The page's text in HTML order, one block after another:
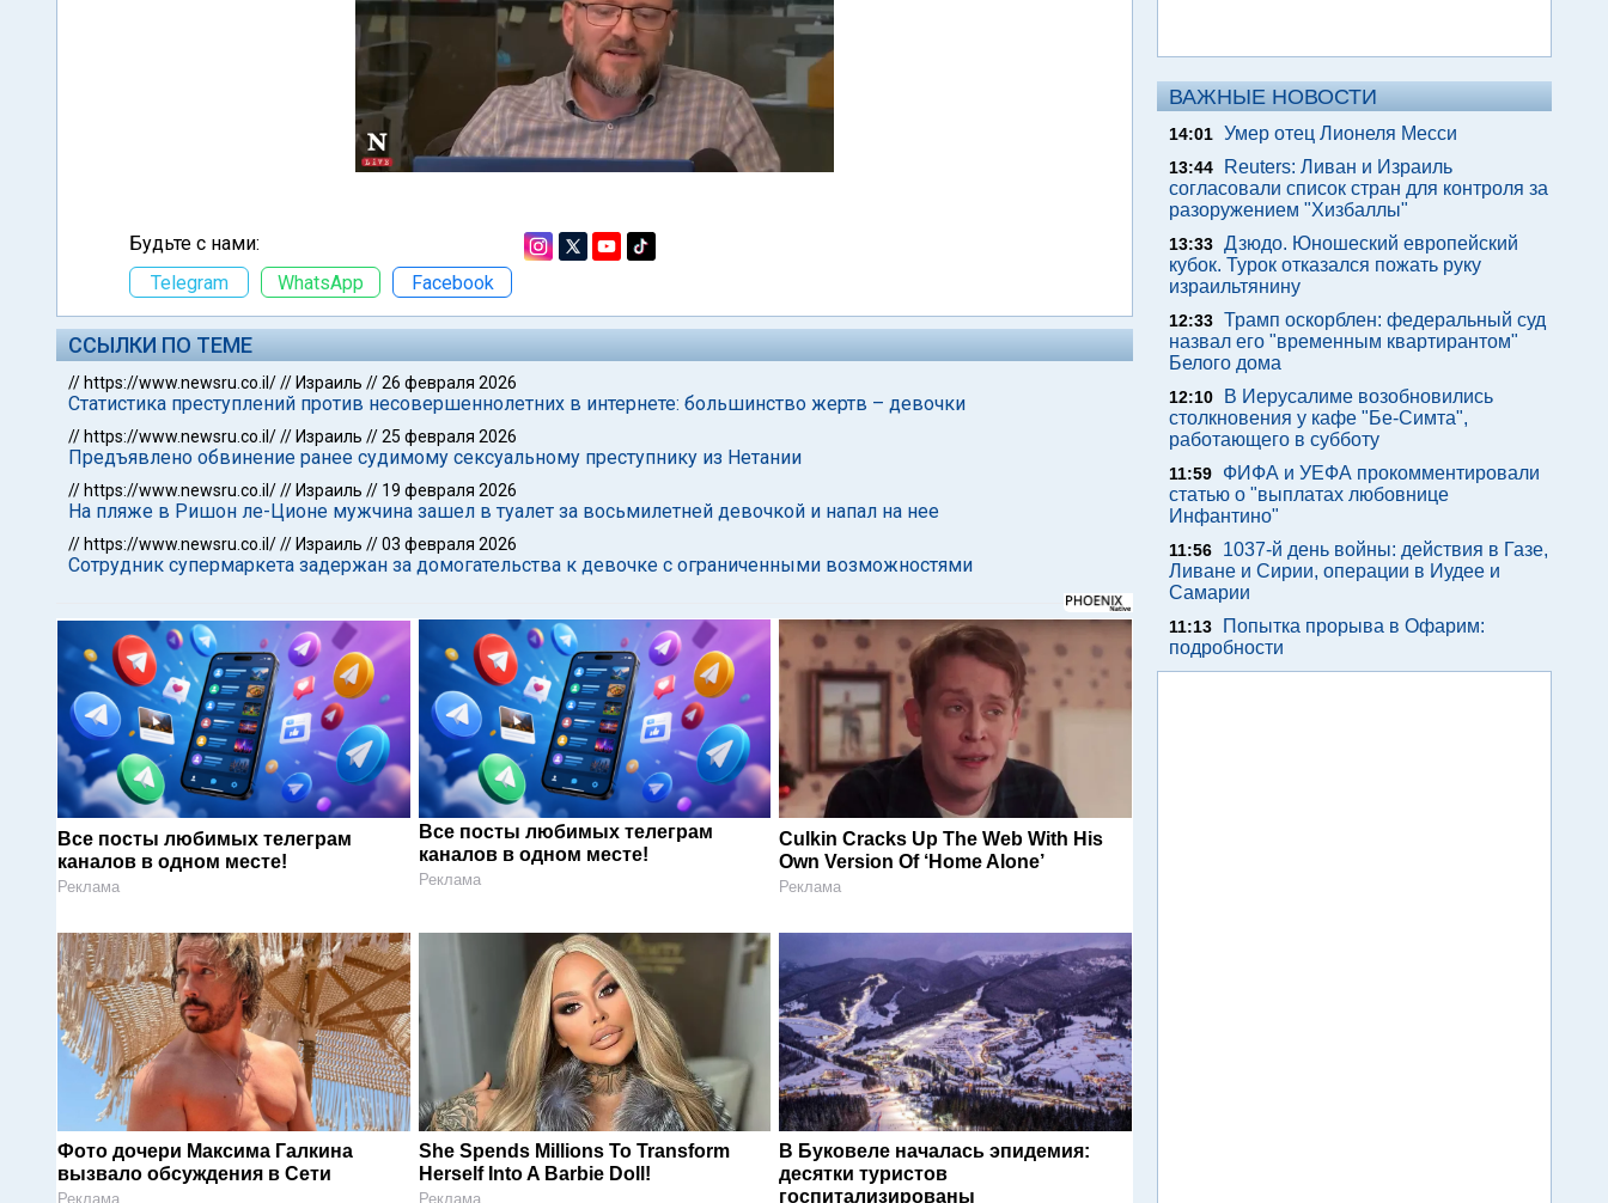
Будьте с нами:
Telegram
WhatsApp Facebook
ССЫЛКИ ПО ТЕМЕ
// https://www.newsru.co.il/// Израиль //26 февраля 2026
Статистика преступлений против несовершеннолетних в интернете: большинство жертв – девочки
// https://www.newsru.co.il/// Израиль //25 февраля 2026
Предъявлено обвинение ранее судимому сексуальному преступнику из Нетании
// https://www.newsru.co.il/// Израиль // 19 февраля 2026
На пляже в Ришон ле-Ционе мужчина зашел в туалет за восьмилетней девочкой и напал на нее
// https://www.newsru.co.il/// Израиль //03 февраля 2026
Сотрудник супермаркета задержан за домогательства к девочке с ограниченными возможностями
Все посты любимых телеграм
каналов в одном месте!
Реклама
Все посты любимых телеграм
каналов в одном месте!
Реклама
Culkin Cracks Up The Web With His
Own Version Of ‘Home Alone’
Реклама
Фото дочери Максима Галкина
вызвало обсуждения в Сети
Реклама
She Spends Millions To Transform
Herself Into A Barbie Doll!
Реклама
В Буковеле началась эпидемия:
десятки туристов
госпитализированы
ВАЖНЫЕ НОВОСТИ
14:01 Умер отец Лионеля Месси
13:44
Reuters: Ливан и Израиль
согласовали список стран для контроля за
разоружением "Хизбаллы"
13:33 Дзюдо. Юношеский европейский
кубок. Турок отказался пожать руку
израильтянину
12:33 Трамп оскорблен: федеральный суд
назвал его "временным квартирантом"
Белого дома
12:10
В Иерусалиме возобновились
столкновения у кафе "Бе-Симта",
работающего в субботу
11:59
ФИФА и УЕФА прокомментировали
статью о "выплатах любовнице
Инфантино"
11:56
1037-й день войны: действия в Газе,
Ливане и Сирии, операции в Иудее и
Самарии
11:13
Попытка прорыва в Офарим:
подробности